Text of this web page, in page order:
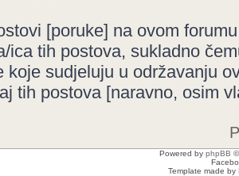
[poruke] na ovom
ica tih postova, sukladno
koje sudjeluju u održavanju
tih postova [naravno, osim
Powered by phpBB
Template made by